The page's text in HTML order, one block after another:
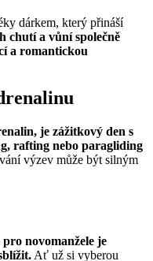
dárkem, který přináší
chutí a vůní společně
a romantickou
je zážitkový den s
rafting nebo paragliding
výzev může být silným
novomanžele je
Ať už si vyberou